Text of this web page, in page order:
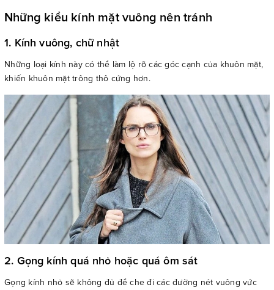
Những kiểu kính mặt vuông nên tránh
1. Kính vuông, chữ nhật
Những loại kính này có thể làm lộ rõ các góc cạnh của khuôn mặt,
khiến khuôn mặt trông thô cứng hơn.
2. Gọng kính quá nhỏ hoặc quá ôm sát
Gọng kính nhỏ sẽ không đủ để che đi các đường nét vuông vức